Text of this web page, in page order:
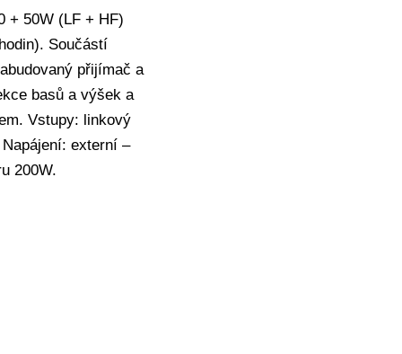
+ 50W (LF + HF)
Součástí
přijímač a
basů a výšek a
Vstupy: linkový
externí –
200W.